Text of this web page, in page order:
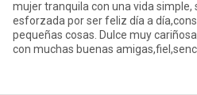
mujer tranquila con una vida simple,
esforzada por ser feliz día a
pequeñas cosas. Dulce muy
con muchas buenas